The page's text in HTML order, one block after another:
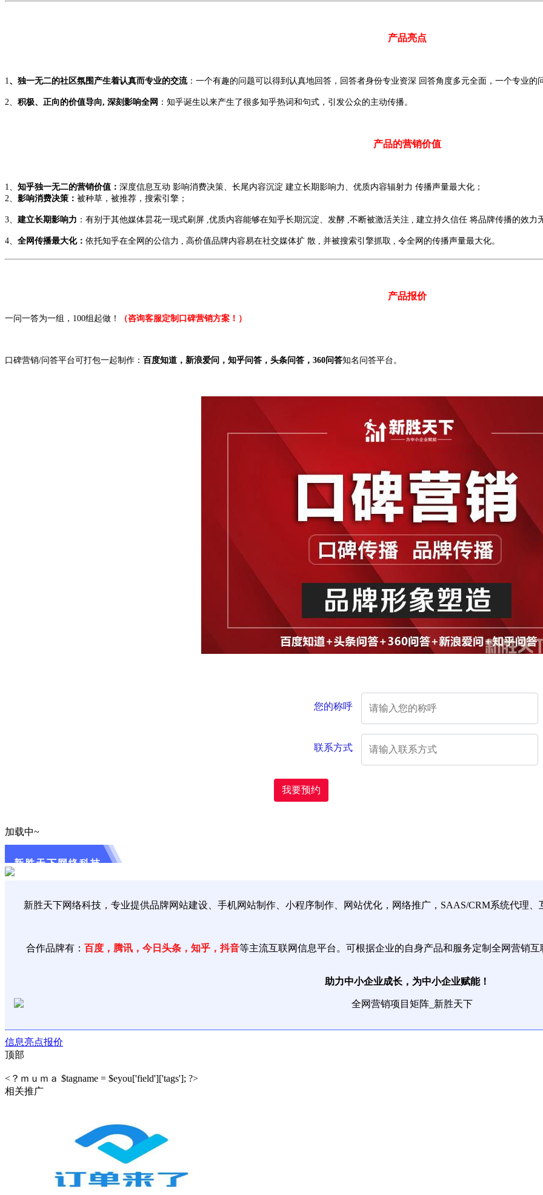
产品亮点
1、独一无二的社区氛围产生着认真而专业的交流：一个有趣的问题可以得到认真地回答，回答者身份专业资深 回答角度多元全面，一个专业的
2、 积极、正向的价值导向, 深刻影响全网 ：知乎诞生以来产生了很多知乎热词和句式，引发公众的主动传播。
产品的营销价值
1、 知乎独一无二的营销价值： 深度信息互动 影响消费决策、长尾内容沉淀 建立长期影响力、优质内容辐射力 传播声量最大化；
2、 影响消费决策： 被种草，被推荐，搜索引擎；
3、 建立长期影响力 ：有别于其他媒体昙花一现式刷屏 ,优质内容能够在知乎长期沉淀、发酵 ,不断被激活关注 , 建立持久信任 将品牌传播的效力
4、 全网传播最大化： 依托知乎在全网的公信力 , 高价值品牌内容易在社交媒体扩 散 , 并被搜索引擎抓取 , 令全网的传播声量最大化。
产品报价
一问一答为一组，100组起做！ （咨询客服定制口碑营销方案！）
口碑营销/问答平台可打包一起制作： 百度知道，新浪爱问，知乎问答，头条问答，360问答知名问答平台。
您的称呼
联系方式
我要预约
加载中~
新胜天下网络科技
新胜天下网络科技，专业提供品牌网站建设、手机网站制作、小程序制作、网站优化，网络推广，SAAS/CRM系统代理、
合作品牌有： 百度，腾讯，今日头条，知乎，抖音等主流互联网信息平台。可根据企业的自身产品和服务定制全网营销互
助力中小企业成长，为中小企业赋能！
信息亮点报价
顶部
<？ｍｕｍａ $tagname = $eyou['field']['tags']; ?>
相关推广